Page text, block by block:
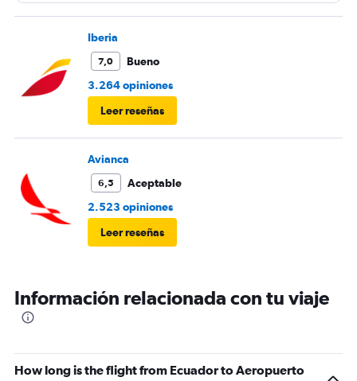
Iberia
7,0
Bueno
3.264 opiniones
Leer reseñas
Avianca
6,5
Aceptable
2.523 opiniones
Leer reseñas
Información relacionada con tu viaje
How long is the flight from Ecuador to Aeropuerto